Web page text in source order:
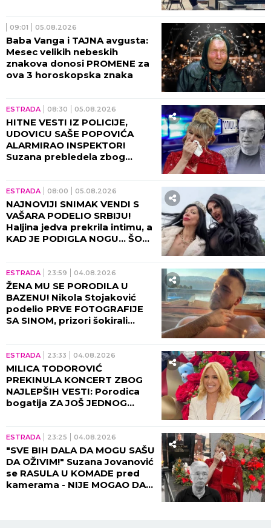
09:01 05.08.2026
Baba Vanga i TAJNA avgusta:
Mesec velikih nebeskih
znakova donosi PROMENE za
ova 3 horoskopska znaka
ESTRADA 08:30 05.08.2026
HITNE VESTI IZ POLICIJE,
UDOVICU SAŠE POPOVIĆA
ALARMIRAO INSPEKTOR!
Suzana prebledela zbog
ESTRADA 08:00 05.08.2026
NAJNOVIJI SNIMAK VENDI S
VAŠARA PODELIO SRBIJU!
Haljina jedva prekrila intimu, a
KAD JE PODIGLA NOGU... ŠOK!
ESTRADA 23:59 04.08.2026
ŽENA MU SE PORODILA U
BAZENU! Nikola Stojaković
podelio PRVE FOTOGRAFIJE
SA SINOM, prizori šokirali
ESTRADA 23:33 04.08.2026
MILICA TODOROVIĆ
PREKINULA KONCERT ZBOG
NAJLEPŠIH VESTI: Porodica
bogatija ZA JOŠ JEDNOG
ESTRADA 23:25 04.08.2026
"SVE BIH DALA DA MOGU SAŠU
DA OŽIVIM!" Suzana Jovanović
se RASULA U KOMADE pred
kamerama - NIJE MOGAO DA